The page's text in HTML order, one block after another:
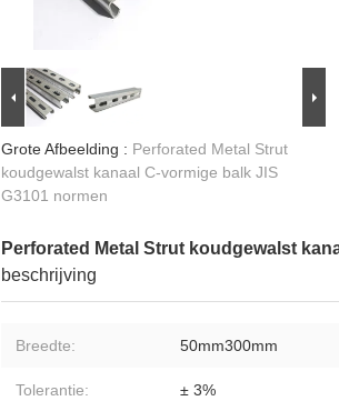
Grote Afbeelding : Perforated Metal Strut
koudgewalst kanaal C-vormige balk JIS
G3101 normen
Perforated Metal Strut koudgewalst
beschrijving
Breedte: 50mm300mm
Tolerantie: ± 3%